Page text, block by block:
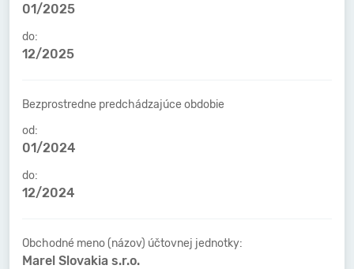
01/2025
do:
12/2025
Bezprostredne predchádzajúce obdobie
od:
01/2024
do:
12/2024
Obchodné meno (názov) účtovnej jednotky:
Marel Slovakia s.r.o.